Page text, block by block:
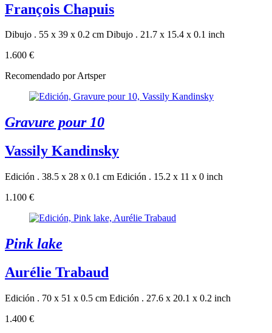
François Chapuis
Dibujo . 55 x 39 x 0.2 cm Dibujo . 21.7 x 15.4 x 0.1 inch
1.600 €
Recomendado por Artsper
Gravure pour 10
Vassily Kandinsky
Edición . 38.5 x 28 x 0.1 cm Edición . 15.2 x 11 x 0 inch
1.100 €
Pink lake
Aurélie Trabaud
Edición . 70 x 51 x 0.5 cm Edición . 27.6 x 20.1 x 0.2 inch
1.400 €